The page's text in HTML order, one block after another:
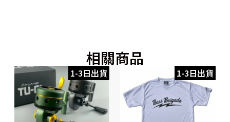
相關商品
1-3日出貨 1-3日出貨